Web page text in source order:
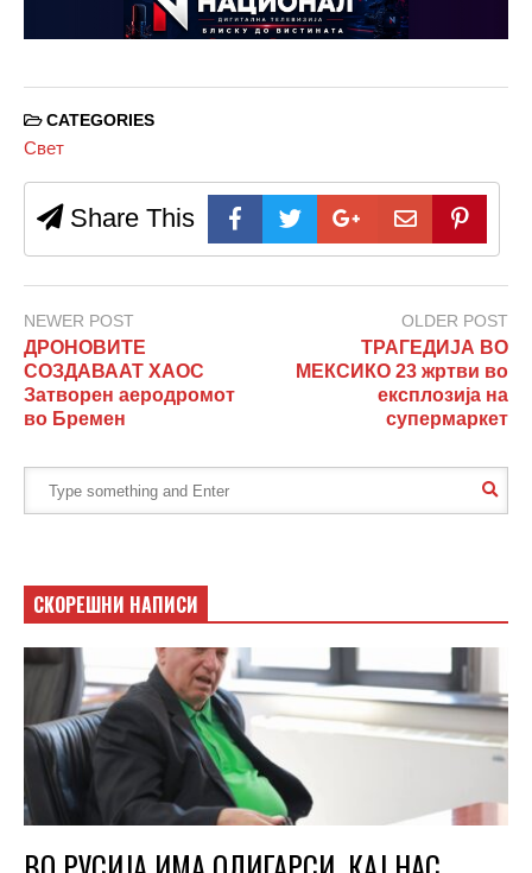
CATEGORIES
Свет
Share This
NEWER POST
ДРОНОВИТЕ
СОЗДАВААТ ХАОС
Затворен аеродромот
во Бремен
OLDER POST
ТРАГЕДИЈА ВО
МЕКСИКО 23 жртви во
експлозија на
супермаркет
СКОРЕШНИ НАПИСИ